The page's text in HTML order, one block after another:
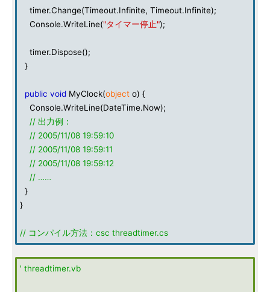
timer.Change(Timeout.Infinite, Timeout.Infinite);
Console.WriteLine("タイマー停止");
timer.Dispose();
}
public void MyClock(object o) {
Console.WriteLine(DateTime.Now);
// 出力例：
// 2005/11/08 19:59:10
// 2005/11/08 19:59:11
// 2005/11/08 19:59:12
// ……
}
}
// コンパイル方法：csc threadtimer.cs
' threadtimer.vb